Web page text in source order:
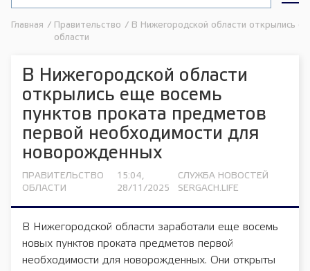
Главная /
Правительство
области
/ В Нижегородской области открылись
В Нижегородской области
открылись еще восемь
пунктов проката предметов
первой необходимости для
новорожденных
ПРАВИТЕЛЬСТВО
ОБЛАСТИ
15:04,
28/11/2025
СЛУЖБА НОВОСТЕЙ
SERGACH.LIFE
В Нижегородской области заработали еще восемь
новых пунктов проката предметов первой
необходимости для новорожденных. Они открыты